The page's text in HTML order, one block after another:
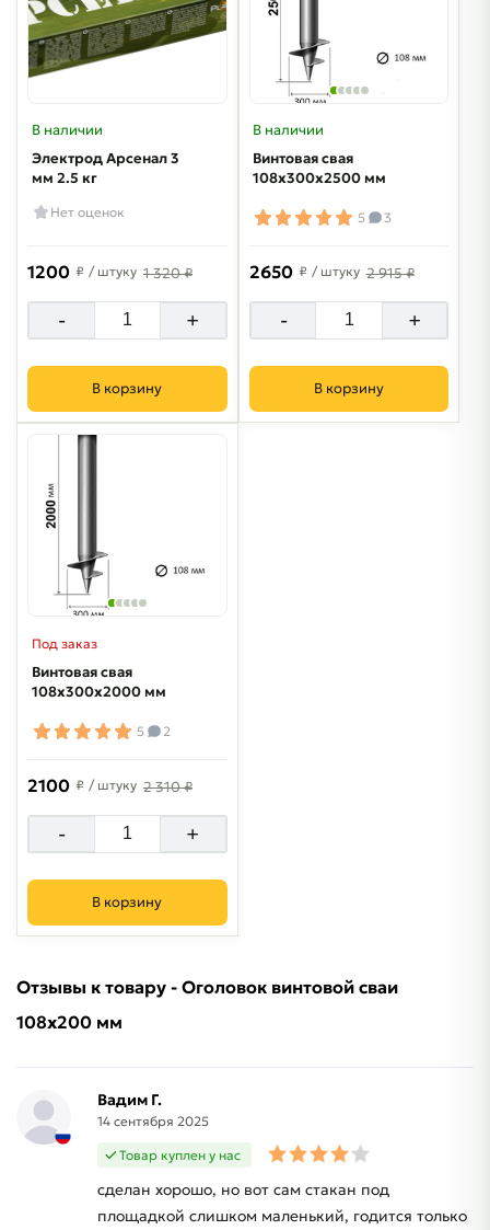
В наличии
Электрод Арсенал 3
мм 2.5 кг
Нет оценок
1200 ₽ / штуку 1 320 ₽
- +
В корзину
В наличии
Винтовая свая
108х300х2500 мм
5 3
2650 ₽ / штуку 2 915 ₽
- +
В корзину
Под заказ
Винтовая свая
108х300х2000 мм
5 2
2100 ₽ / штуку 2 310 ₽
- +
В корзину
Отзывы к товару - Оголовок винтовой сваи
108х200 мм
Вадим Г.
14 сентября 2025
Товар куплен у нас
сделан хорошо, но вот сам стакан под
площадкой слишком маленький, годится только